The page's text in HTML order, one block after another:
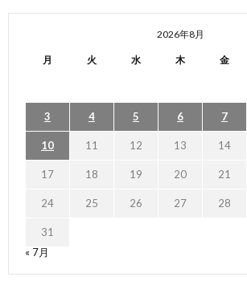
2026年8月
月 火 水 木 金
3 4 5 6 7
10 11 12 13 14
17 18 19 20 21
24 25 26 27 28
31
« 7月